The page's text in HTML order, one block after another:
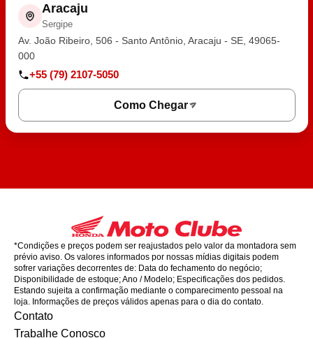
Aracaju
Sergipe
Av. João Ribeiro, 506 - Santo Antônio, Aracaju - SE, 49065-
000
+55 (79) 2107-5050
Como Chegar
*Condições e preços podem ser reajustados pelo valor da montadora sem
prévio aviso. Os valores informados por nossas mídias digitais podem
sofrer variações decorrentes de: Data do fechamento do negócio;
Disponibilidade de estoque; Ano / Modelo; Especificações dos pedidos.
Estando sujeita a confirmação mediante o comparecimento pessoal na
loja. Informações de preços válidos apenas para o dia do contato.
Contato
Trabalhe Conosco